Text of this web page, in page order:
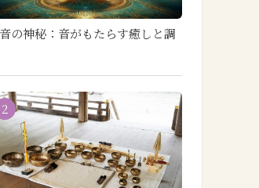
の神秘：音がもたらす癒しと調
2